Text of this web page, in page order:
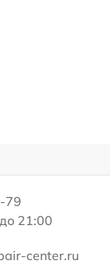
79
21:00
center.ru